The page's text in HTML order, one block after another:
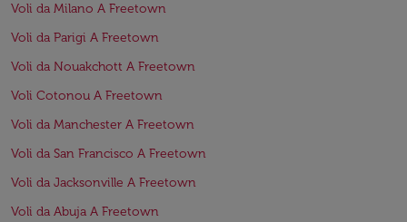
Voli da Milano A Freetown
Voli da Parigi A Freetown
Voli da Nouakchott A Freetown
Voli Cotonou A Freetown
Voli da Manchester A Freetown
Voli da San Francisco A Freetown
Voli da Jacksonville A Freetown
Voli da Abuja A Freetown